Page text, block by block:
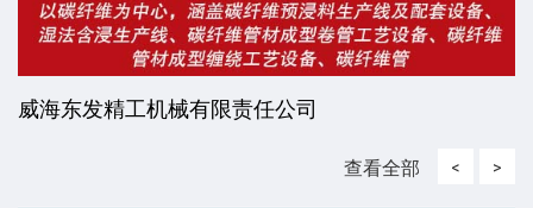
威海东发精工机械有限责任公司
查看全部 < >